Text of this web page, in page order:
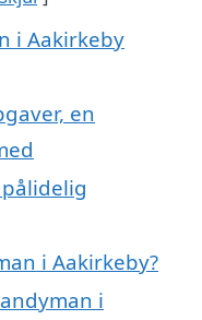
i Aakirkeby
en
i Aakirkeby?
i